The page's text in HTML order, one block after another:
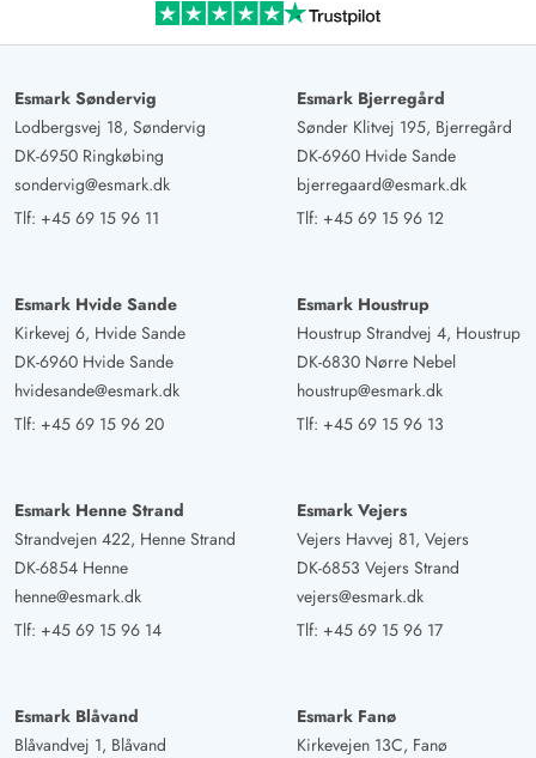
Esmark Søndervig
Lodbergsvej 18, Søndervig
DK-6950 Ringkøbing
sondervig@esmark.dk
Tlf: +45 69 15 96 11
Esmark Bjerregård
Sønder Klitvej 195, Bjerregård
DK-6960 Hvide Sande
bjerregaard@esmark.dk
Tlf: +45 69 15 96 12
Esmark Hvide Sande
Kirkevej 6, Hvide Sande
DK-6960 Hvide Sande
hvidesande@esmark.dk
Tlf: +45 69 15 96 20
Esmark Houstrup
Houstrup Strandvej 4, Houstrup
DK-6830 Nørre Nebel
houstrup@esmark.dk
Tlf: +45 69 15 96 13
Esmark Henne Strand
Strandvejen 422, Henne Strand
DK-6854 Henne
henne@esmark.dk
Tlf: +45 69 15 96 14
Esmark Vejers
Vejers Havvej 81, Vejers
DK-6853 Vejers Strand
vejers@esmark.dk
Tlf: +45 69 15 96 17
Esmark Blåvand
Blåvandvej 1, Blåvand
Esmark Fanø
Kirkevejen 13C, Fanø